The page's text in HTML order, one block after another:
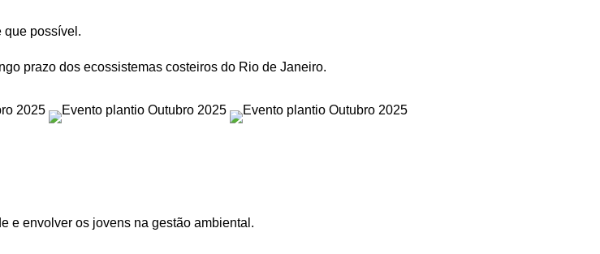
que possível.
prazo dos ecossistemas costeiros do Rio de Janeiro.
e envolver os jovens na gestão ambiental.